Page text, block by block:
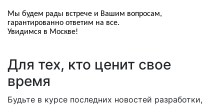
Мы будем рады встрече и Вашим вопросам,
гарантированно ответим на все.
Увидимся в Москве!
Для тех, кто ценит свое
время
Будьте в курсе последних новостей разработки,